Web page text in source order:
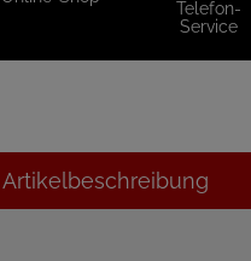
Telefon-
Service
Artikelbeschreibung